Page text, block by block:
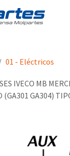
01 - Eléctricos
IVECO MB
(GA301 GA304)